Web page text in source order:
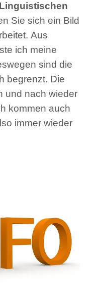
Sie sich ein Bild
Aus
ich meine
sind die
begrenzt. Die
und nach wieder
kommen auch
immer wieder